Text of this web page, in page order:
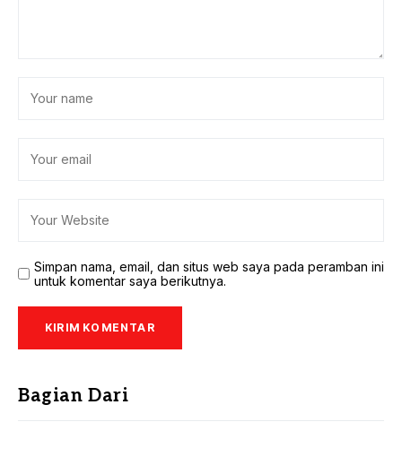
Simpan nama, email, dan situs web saya pada peramban ini
untuk komentar saya berikutnya.
Bagian Dari